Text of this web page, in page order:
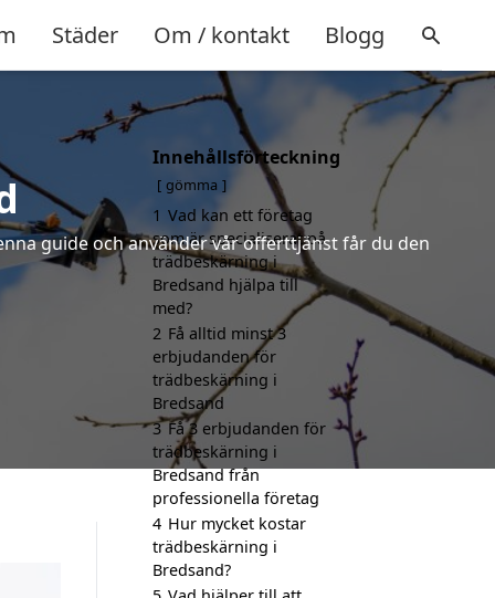
Städer Om / kontakt Blogg
guide och använder vår offerttjänst får du den
Innehållsförteckning
gömma
1 Vad kan ett företag
som är specialiserat på
trädbeskärning i
Bredsand hjälpa till
med?
2 Få alltid minst 3
erbjudanden för
trädbeskärning i
Bredsand
3 Få 3 erbjudanden för
trädbeskärning i
Bredsand från
professionella företag
4 Hur mycket kostar
trädbeskärning i
Bredsand?